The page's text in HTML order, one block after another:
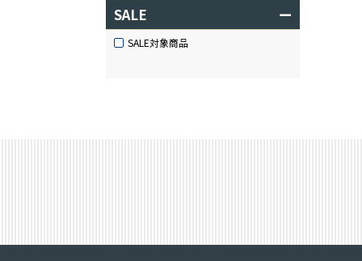
SALE ー
SALE対象商品